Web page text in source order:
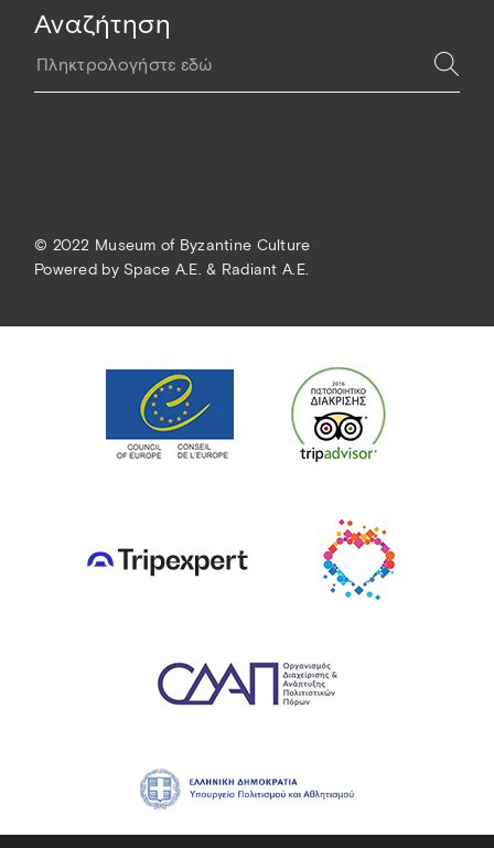
Αναζήτηση
© 2022 Museum of Byzantine Culture
Powered by Space A.E. & Radiant A.E.